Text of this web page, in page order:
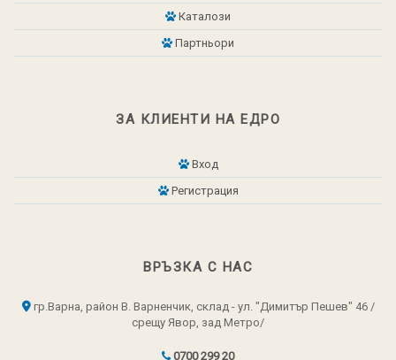
Каталози
Партньори
ЗА КЛИЕНТИ НА ЕДРО
Вход
Регистрация
ВРЪЗКА С НАС
гр.Варна, район В. Варненчик, склад - ул. "Димитър Пешев" 46 /
срещу Явор, зад Метро/
0700 299 20